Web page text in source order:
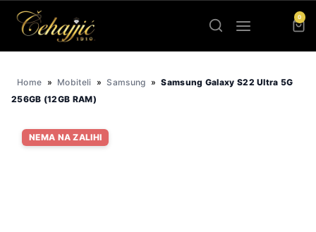
0
Home » Mobiteli » Samsung » Samsung Galaxy S22 Ultra 5G
256GB (12GB RAM)
NEMA NA ZALIHI